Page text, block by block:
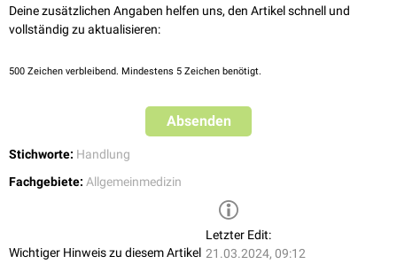
Superinfektionbahnen können.
Deine zusätzlichen Angaben helfen uns, den Artikel schnell und
vollständig zu aktualisieren:
500 Zeichen verbleibend. Mindestens 5 Zeichen benötigt.
Absenden
Stichworte: Handlung
Fachgebiete: Allgemeinmedizin
Wichtiger Hinweis zu diesem Artikel
Letzter Edit:
21.03.2024, 09:12